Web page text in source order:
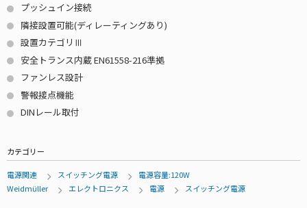
プッシュイン接続
隣接設置可能(ディレーティングあり)
設置カテゴリⅢ
安全トランス内蔵 EN61558-216準拠
ファンレス設計
警報接点機能
DINレール取付
カテゴリー
電源関連 スイッチング電源
電源容量:120W
Weidmüller
エレクトロニクス 電源 スイッチング電源